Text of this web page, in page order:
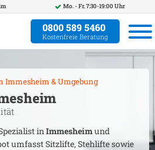
Mo. - Fr. 7:30-19:00 Uhr
0800 589 5460
Kostenfreie Beratung
Immesheim & Umgebung
inImmesheimund
umfasst Sitzlifte, Stehlifte sowie